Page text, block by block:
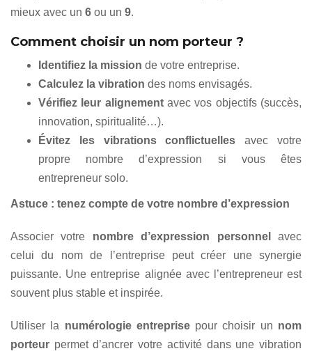
mieux avec un 6 ou un 9.
Comment choisir un nom porteur ?
Identifiez la mission de votre entreprise.
Calculez la vibration des noms envisagés.
Vérifiez leur alignementavec vos objectifs (succès,
innovation, spiritualité…).
Évitez les vibrations conflictuelles avec votre
propre nombre d’expression si vous êtes
entrepreneur solo.
Astuce : tenez compte de votre nombre d’expression
Associer votre nombre d’expression personnel
avec
celui du nom de l’entreprise peut créer une synergie
puissante. Une entreprise alignée avec l’entrepreneur est
souvent plus stable et inspirée.
Utiliser la numérologie entreprisepour choisir un nom
porteur permet d’ancrer votre activité dans une vibration